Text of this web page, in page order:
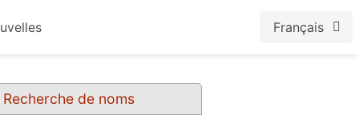
Français
Recherche de noms